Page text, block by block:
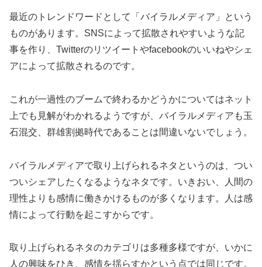
最近のトレンドワードとして「バイラルメディア」という
ものがあります。SNSによって拡散されやすいような記
事を作り、Twitterのリツイートやfacebookのいいねやシェ
アによって拡散されるのです。
これが一過性のブームで終わるかどうかについてはネット
上でも見解がわかれるようですが、バイラルメディアも玉
石混交、群雄割拠時代であることは間違いないでしょう。
バイラルメディアで取り上げられるネタというのは、つい
ついシェアしたくなるようなネタです。いきおい、人間の
理性よりも感情に働きかけるものが多くなります。人は感
情によって行動を起こすからです。
取り上げられるネタのカテゴリは多種多様ですが、いかに
人の興味をひき、感情を揺らすかという点では同じです。